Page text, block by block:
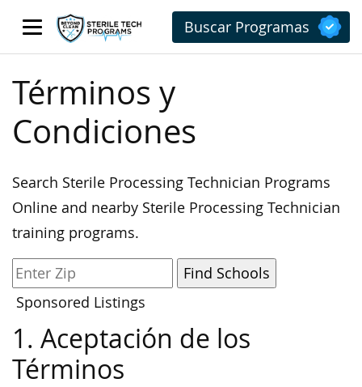
Buscar Programas
Términos y
Condiciones
Search Sterile Processing Technician Programs
Online and nearby Sterile Processing Technician
training programs.
Sponsored Listings
1. Aceptación de los
Términos